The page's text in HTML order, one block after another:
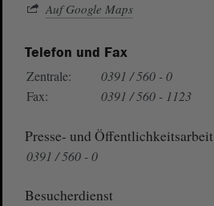
Auf Google Maps
Telefon und Fax
Zentrale:
0391 / 560 - 0
Fax:
0391 / 560 - 1123
Presse- und Öffentlichkeitsarbeit
0391 / 560 - 0
Besucherdienst